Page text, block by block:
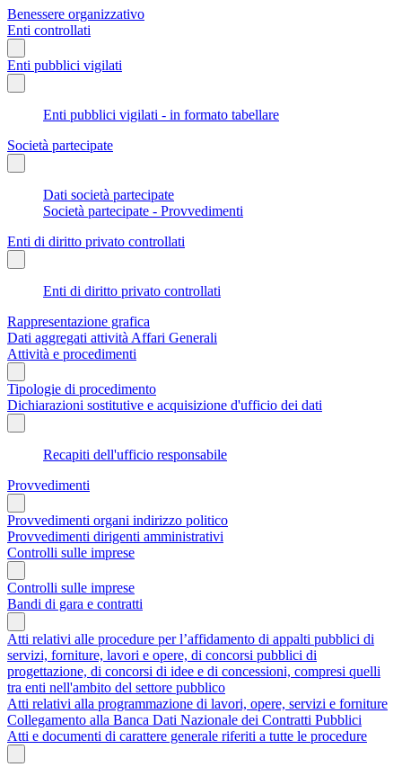
Benessere organizzativo
Enti controllati
Enti pubblici vigilati
Enti pubblici vigilati - in formato tabellare
Società partecipate
Dati società partecipate
Società partecipate - Provvedimenti
Enti di diritto privato controllati
Enti di diritto privato controllati
Rappresentazione grafica
Dati aggregati attività Affari Generali
Attività e procedimenti
Tipologie di procedimento
Dichiarazioni sostitutive e acquisizione d'ufficio dei dati
Recapiti dell'ufficio responsabile
Provvedimenti
Provvedimenti organi indirizzo politico
Provvedimenti dirigenti amministrativi
Controlli sulle imprese
Controlli sulle imprese
Bandi di gara e contratti
Atti relativi alle procedure per l’affidamento di appalti pubblici di
servizi, forniture, lavori e opere, di concorsi pubblici di
progettazione, di concorsi di idee e di concessioni, compresi quelli
tra enti nell'ambito del settore pubblico
Atti relativi alla programmazione di lavori, opere, servizi e forniture
Collegamento alla Banca Dati Nazionale dei Contratti Pubblici
Atti e documenti di carattere generale riferiti a tutte le procedure